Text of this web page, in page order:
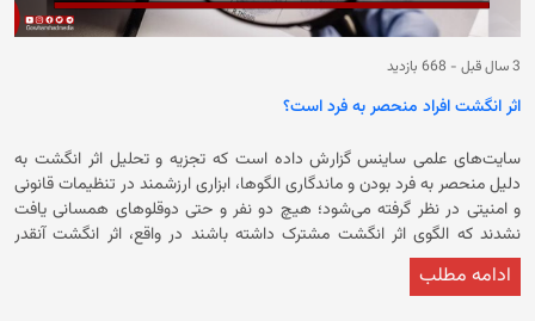
3 سال قبل - 668 بازدید
اثر انگشت افراد منحصر به‌ فرد است؟
سایت‌های علمی ساینس گزارش داده است که تجزیه و تحلیل اثر انگشت به
دلیل منحصر به فرد بودن و ماندگاری الگوها، ابزاری ارزشمند در تنظیمات قانونی
و امنیتی در نظر گرفته می‌شود؛ هیچ دو نفر و حتی دوقلوهای همسانی یافت
نشدند که الگوی اثر انگشت مشترک داشته باشند در واقع، اثر انگشت آنقدر
منحصر به فرد است که اثر انگشت شما حتی با یکدیگر همخوانی ندارد، اما
ادامه مطلب